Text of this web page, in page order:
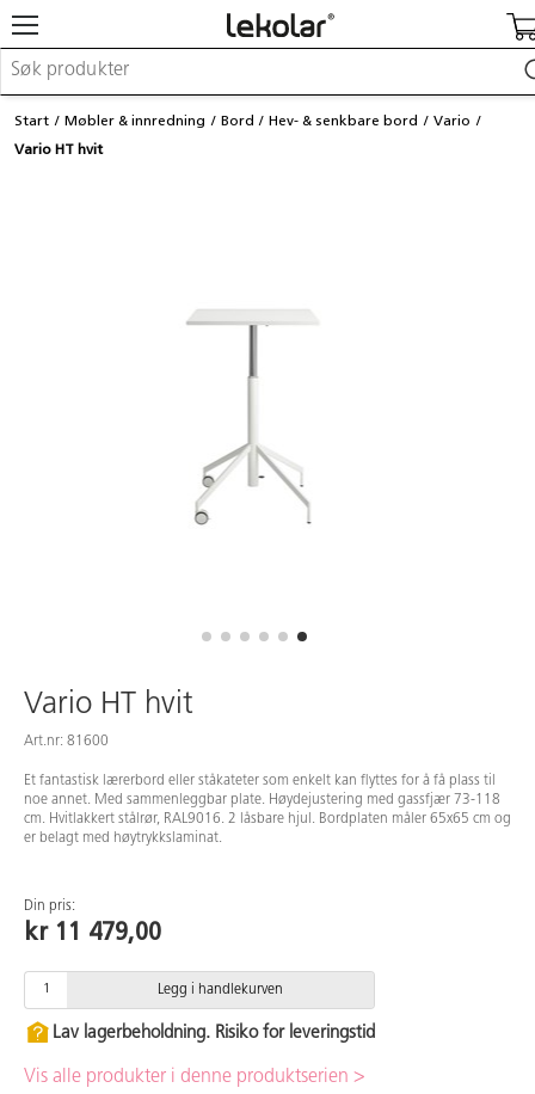
Møbler & innredning
Lekeplassutstyr & utemiljø
Start Møbler & innredning Bord Hev- & senkbare bord
Vario
Vario HT hvit
Vario HT hvit
Art.nr: 81600
Et fantastisk lærerbord eller ståkateter som enkelt kan flyttes for å få plass til
noe annet. Med sammenleggbar plate. Høydejustering med gassfjær 73-118
cm. Hvitlakkert stålrør, RAL9016. 2 låsbare hjul. Bordplaten måler 65x65 cm og
er belagt med høytrykkslaminat.
Din pris:
kr 11 479,00
Legg i handlekurven
Lav lagerbeholdning. Risiko for leveringstid
Vis alle produkter i denne produktserien >